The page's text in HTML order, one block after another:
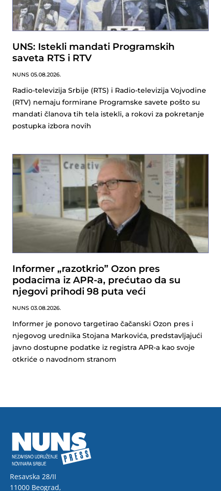
UNS: Istekli mandati Programskih
saveta RTS i RTV
NUNS 05.08.2026.
Radio-televizija Srbije (RTS) i Radio-televizija Vojvodine
(RTV) nemaju formirane Programske savete pošto su
mandati članova tih tela istekli, a rokovi za pokretanje
postupka izbora novih
Informer „razotkrio” Ozon pres
podacima iz APR-a, prećutao da su
njegovi prihodi 98 puta veći
NUNS 03.08.2026.
Informer je ponovo targetirao čačanski Ozon pres i
njegovog urednika Stojana Markovića, predstavljajući
javno dostupne podatke iz registra APR-a kao svoje
otkriće o navodnom stranom
Resavska 28/II
11000 Beograd,